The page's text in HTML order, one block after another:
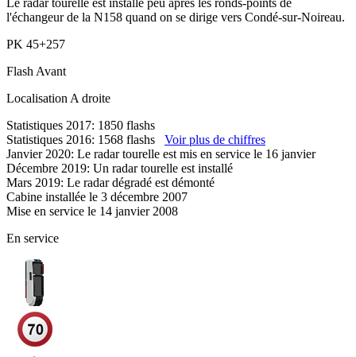
Le radar tourelle est installé peu après les ronds-points de
l'échangeur de la N158 quand on se dirige vers Condé-sur-Noireau.
PK 45+257
Flash Avant
Localisation A droite
Statistiques 2017: 1850 flashs
Statistiques 2016: 1568 flashs Voir plus de chiffres
Janvier 2020: Le radar tourelle est mis en service le 16 janvier
Décembre 2019: Un radar tourelle est installé
Mars 2019: Le radar dégradé est démonté
Cabine installée le 3 décembre 2007
Mise en service le 14 janvier 2008
En service